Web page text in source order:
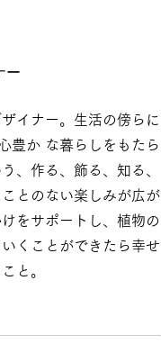
ー
イナー。生活の傍らに
豊か な暮らしをもたら
、作る、飾る、知る、
とのない楽しみが広が
をサポートし、植物の
くことができたら幸せ
と。